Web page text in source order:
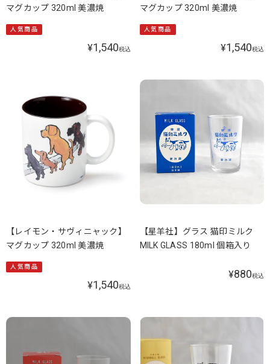
マグカップ 320ml 美濃焼
人気商品
¥1,540税込
マグカップ 320ml 美濃焼
人気商品
¥1,540税込
【レイモン・サヴィニャック】
マグカップ 320ml 美濃焼
人気商品
¥1,540税込
【星羊社】グラス 猫印ミルク
MILK GLASS 180ml 個箱入り
¥880税込